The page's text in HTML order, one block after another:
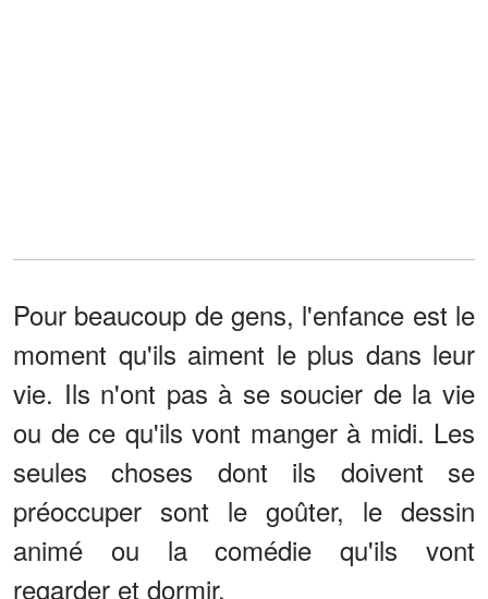
Pour beaucoup de gens, l'enfance est le
moment qu'ils aiment le plus dans leur
vie. Ils n'ont pas à se soucier de la vie
ou de ce qu'ils vont manger à midi. Les
seules choses dont ils doivent se
préoccuper sont le goûter, le dessin
animé ou la comédie qu'ils vont
regarder et dormir.